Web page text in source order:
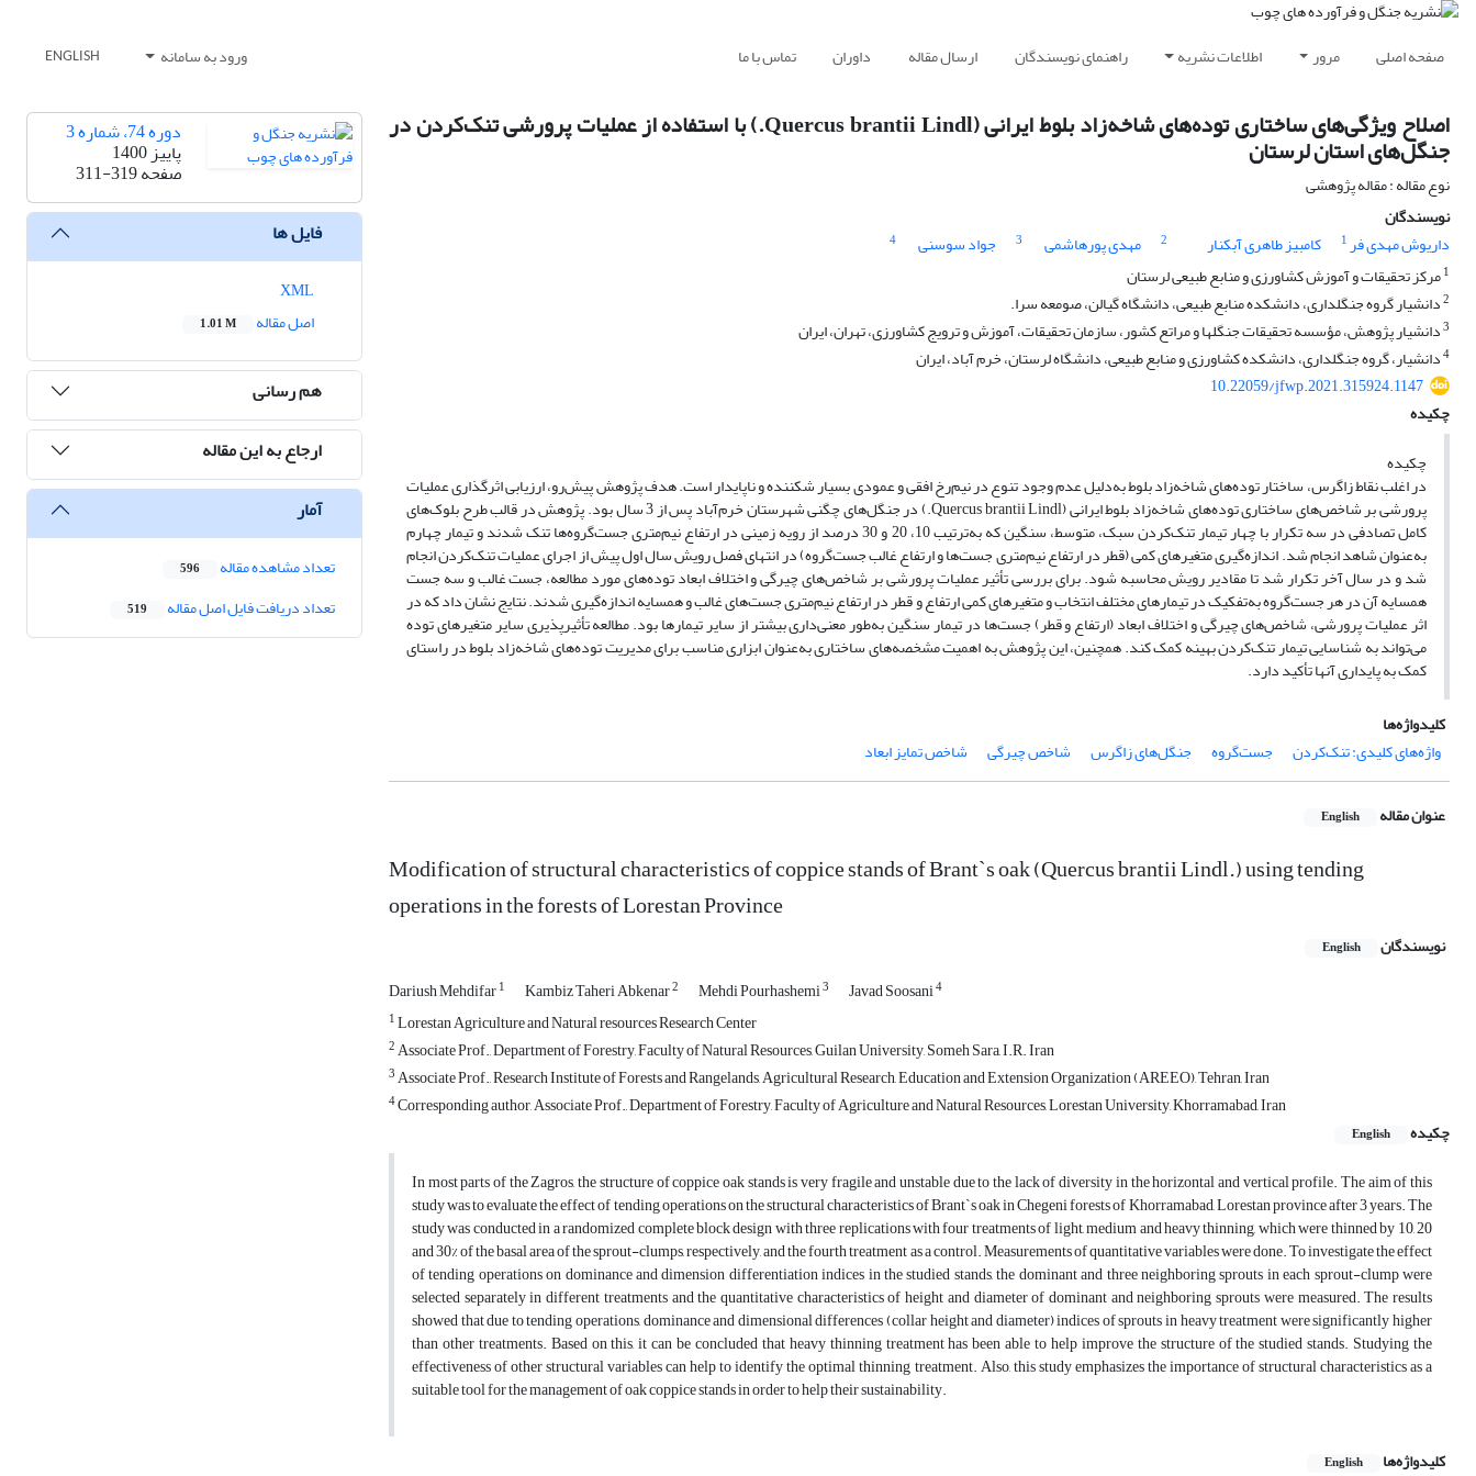
صفحه اصلی مرور اطلاعات نشریه راهنمای نویسندگان ارسال مقاله داوران تماس با ما ورود به سامانه ENGLISH
اصلاح ویژگی‌های ساختاری توده‌های شاخه‌زاد بلوط ایرانی (Quercus brantii Lindl.) با استفاده از عملیات پرورشی تنک‌کردن در
جنگل‌های استان لرستان
نوع مقاله : مقاله پژوهشی
نویسندگان
داریوش مهدی فر1 کامبیز طاهری آبکنار 2 مهدی پورهاشمی 3 جواد سوسنی
4
1مرکز تحقیقات و آموزش کشاورزی و منابع طبیعی لرستان
2دانشیار گروه جنگلداری، دانشکده منابع طبیعی، دانشگاه گیالن، صومعه سرا.
3دانشیار پژوهش، مؤسسه تحقیقات جنگلها و مراتع کشور، سازمان تحقیقات، آموزش و ترویج کشاورزی، تهران، ایران
4دانشیار، گروه جنگلداری، دانشکده کشاورزی و منابع طبیعی، دانشگاه لرستان، خرم آباد، ایران
10.22059/jfwp.2021.315924.1147
چکیده
چکیده
در اغلب نقاط زاگرس، ساختار توده‌های شاخه‌زاد بلوط به‌دلیل عدم وجود تنوع در نیم‌رخ افقی و عمودی بسیار شکننده و ناپایدار است. هدف پژوهش پیش‌رو، ارزیابی اثرگذاری عملیات
پرورشی بر شاخص‌های ساختاری توده‌های شاخه‌زاد بلوط ایرانی (Quercus brantii Lindl.) در جنگل‌های چگنی شهرستان خرم‌آباد پس از 3 سال بود. پژوهش در قالب طرح بلوک‌های
کامل تصادفی در سه تکرار با چهار تیمار تنک‌کردن سبک، متوسط، سنگین که به‌ترتیب 10، 20 و 30 درصد از رویه زمینی در ارتفاع نیم‌‌متری جست‌گروه‌ها تنک شدند و تیمار چهارم
به‌عنوان شاهد انجام شد. اندازه‌گیری متغیرهای کمی (قطر در ارتفاع نیم‌متری جست‌ها و ارتفاع غالب جست‌گروه) در انتهای فصل رویش سال اول پیش از اجرای عملیات تنک‌کردن انجام
شد و در سال آخر تکرار شد تا مقادیر رویش محاسبه شود. برای بررسی تأثیر عملیات پرورشی بر شاخص‌های چیرگی و اختلاف ابعاد توده‌های مورد مطالعه، جست غالب و سه جست
همسایه آن در هر جست‌گروه به‌تفکیک در تیمارهای مختلف انتخاب و متغیرهای کمی ارتفاع و قطر در ارتفاع نیم‌متری جست‌های غالب و همسایه اندازه‌گیری شدند. نتایج نشان داد که در
اثر عملیات پرورشی، شاخص‌های چیرگی و اختلاف ابعاد (ارتفاع و قطر) جست‌ها در تیمار سنگین به‌طور معنی‌داری بیشتر از سایر تیمارها بود. مطالعه تأثیرپذیری سایر متغیرهای توده
می‌تواند به شناسایی تیمار تنک‌کردن بهینه کمک کند. همچنین، این پژوهش به اهمیت مشخصه‌های ساختاری به‌عنوان ابزاری مناسب برای مدیریت توده‌‌های شاخه‌زاد بلوط در راستای
کمک به پایداری آنها تأکید دارد.
کلیدواژه‌ها
واژه‌های کلیدی: تنک‌کردن
جست‌گروه جنگل‌های زاگرس شاخص چیرگی شاخص تمایز ابعاد
عنوان مقاله English
Modification of structural characteristics of coppice stands of Brant`s oak (Quercus brantii Lindl.) using tending
operations in the forests of Lorestan Province
نویسندگان English
Dariush Mehdifar1 Kambiz Taheri Abkenar2 Mehdi Pourhashemi3 Javad Soosani4
1Lorestan Agriculture and Natural resources Research Center
2Associate Prof., Department of Forestry, Faculty of Natural Resources, Guilan University, Someh Sara, I.R. Iran
3Associate Prof., Research Institute of Forests and Rangelands, Agricultural Research, Education and Extension Organization (AREEO), Tehran, Iran
4Corresponding author, Associate Prof., Department of Forestry, Faculty of Agriculture and Natural Resources, Lorestan University, Khorramabad, Iran
چکیده
English
In most parts of the Zagros, the structure of coppice oak stands is very fragile and unstable due to the lack of diversity in the horizontal and vertical profile. The aim of this
study was to evaluate the effect of tending operations on the structural characteristics of Brant`s oak in Chegeni forests of Khorramabad, Lorestan province after 3 years. The
study was conducted in a randomized complete block design with three replications with four treatments of light, medium and heavy thinning, which were thinned by 10, 20
and 30% of the basal area of the sprout-clumps, respectively, and the fourth treatment as a control. Measurements of quantitative variables were done. To investigate the effect
of tending operations on dominance and dimension differentiation indices in the studied stands, the dominant and three neighboring sprouts in each sprout-clump were
selected separately in different treatments and the quantitative characteristics of height and diameter of dominant and neighboring sprouts were measured. The results
showed that due to tending operations, dominance and dimensional differences (collar height and diameter) indices of sprouts in heavy treatment were significantly higher
than other treatments. Based on this, it can be concluded that heavy thinning treatment has been able to help improve the structure of the studied stands. Studying the
effectiveness of other structural variables can help to identify the optimal thinning treatment. Also, this study emphasizes the importance of structural characteristics as a
suitable tool for the management of oak coppice stands in order to help their sustainability.
کلیدواژه‌ها English
دوره 74، شماره 3
پاییز 1400
صفحه311-319
فایل ها
اصل مقاله
1.01 M
هم رسانی
ارجاع به این مقاله
آمار
تعداد مشاهده مقاله 596
تعداد دریافت فایل اصل مقاله 519